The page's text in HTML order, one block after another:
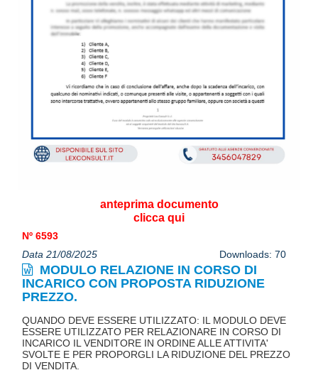
anteprima documento
clicca qui
Nº 6593
Data 21/08/2025
Downloads: 70
MODULO RELAZIONE IN CORSO DI
INCARICO CON PROPOSTA RIDUZIONE
PREZZO.
QUANDO DEVE ESSERE UTILIZZATO: IL MODULO DEVE
ESSERE UTILIZZATO PER RELAZIONARE IN CORSO DI
INCARICO IL VENDITORE IN ORDINE ALLE ATTIVITA'
SVOLTE E PER PROPORGLI LA RIDUZIONE DEL PREZZO
DI VENDITA.